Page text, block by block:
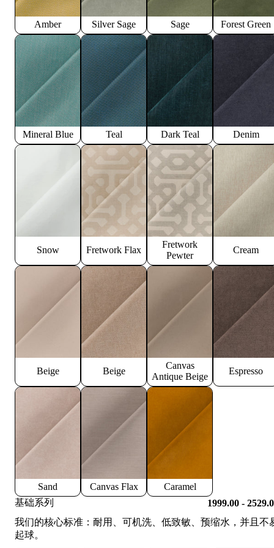
Amber Silver Sage Sage Forest Green
Mineral Blue Teal Dark Teal Denim
Snow Fretwork Flax
Fretwork
Pewter
Cream
Beige Beige
Canvas
Antique Beige
Espresso
Sand Canvas Flax
Caramel
基础系列
1999.00 -
我们的核心标准：耐用、可机洗、低致敏、预缩水，并且不
起球。